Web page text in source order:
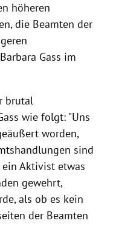
höheren
die Beamten der
Gass im
brutal
wie folgt: "Uns
worden,
sind
ein Aktivist etwas
gewehrt,
als ob es kein
der Beamten